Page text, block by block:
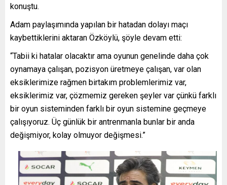
konuştu.
Adam paylaşımında yapılan bir hatadan dolayı maçı
kaybettiklerini aktaran Özköylü, şöyle devam etti:
“Tabii ki hatalar olacaktır ama oyunun genelinde daha çok
oynamaya çalışan, pozisyon üretmeye çalışan, var olan
eksiklerimize rağmen birtakım problemlerimiz var,
eksiklerimiz var, çözmemiz gereken şeyler var çünkü farklı
bir oyun sisteminden farklı bir oyun sistemine geçmeye
çalışıyoruz. Üç günlük bir antrenmanla bunlar bir anda
değişmiyor, kolay olmuyor değişmesi.”